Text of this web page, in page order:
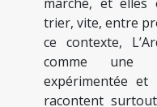
trier, vite, entre
ce contexte,
comme une
expérimentée et
racontent